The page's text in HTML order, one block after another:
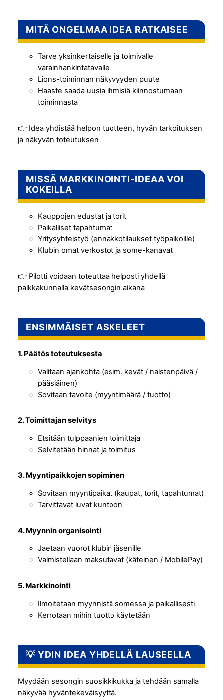
MITÄ ONGELMAA IDEA RATKAISEE
Tarve yksinkertaiselle ja toimivalle
varainhankintatavalle
Lions-toiminnan näkyvyyden puute
Haaste saada uusia ihmisiä kiinnostumaan
toiminnasta
👉 Idea yhdistää helpon tuotteen, hyvän tarkoituksen
ja näkyvän toteutuksen
MISSÄ MARKKINOINTI-IDEAA VOI
KOKEILLA
Kauppojen edustat ja torit
Paikalliset tapahtumat
Yritysyhteistyö (ennakkotilaukset työpaikoille)
Klubin omat verkostot ja some-kanavat
👉 Pilotti voidaan toteuttaa helposti yhdellä
paikkakunnalla kevätsesongin aikana
ENSIMMÄISET ASKELEET
1. Päätös toteutuksesta
Valitaan ajankohta (esim. kevät / naistenpäivä /
pääsiäinen)
Sovitaan tavoite (myyntimäärä / tuotto)
2. Toimittajan selvitys
Etsitään tulppaanien toimittaja
Selvitetään hinnat ja toimitus
3. Myyntipaikkojen sopiminen
Sovitaan myyntipaikat (kaupat, torit, tapahtumat)
Tarvittavat luvat kuntoon
4. Myynnin organisointi
Jaetaan vuorot klubin jäsenille
Valmistellaan maksutavat (käteinen / MobilePay)
5. Markkinointi
Ilmoitetaan myynnistä somessa ja paikallisesti
Kerrotaan mihin tuotto käytetään
💡 YDIN IDEA YHDELLÄ LAUSEELLA
Myydään sesongin suosikkikukka ja tehdään samalla
näkyvää hyväntekeväisyyttä.